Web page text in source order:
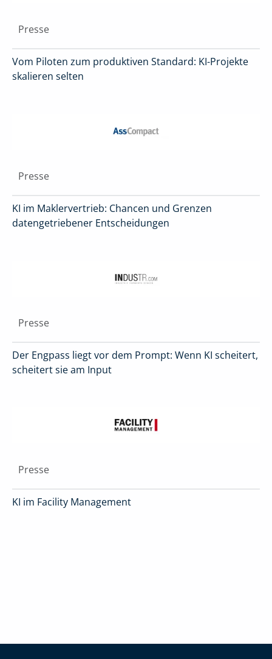
Presse
Vom Piloten zum produktiven Standard: KI-Projekte
skalieren selten
Presse
KI im Maklervertrieb: Chancen und Grenzen
datengetriebener Entscheidungen
Presse
Der Engpass liegt vor dem Prompt: Wenn KI scheitert,
scheitert sie am Input
Presse
KI im Facility Management